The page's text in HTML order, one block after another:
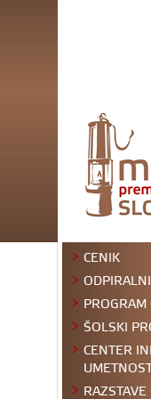
CENIK
ŠOLSKI
CENTER
RAZSTAVE